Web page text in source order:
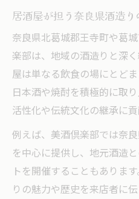
居酒屋が担う奈良県酒造り
奈良県北葛城郡王寺町や葛
楽部は、地域の酒造りと深
屋は単なる飲食の場にとど
日本酒や焼酎を積極的に取
活性化や伝統文化の継承に貢
例えば、美酒倶楽部では奈
を中心に提供し、地元酒造
トを開催することもありま
りの魅力や歴史を来店者に